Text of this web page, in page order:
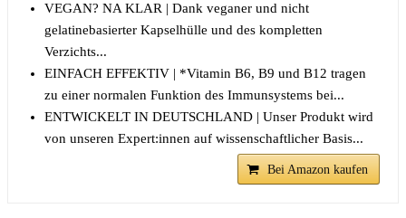
VEGAN? NA KLAR | Dank veganer und nicht
gelatinebasierter Kapselhülle und des kompletten
Verzichts...
EINFACH EFFEKTIV | *Vitamin B6, B9 und B12 tragen
zu einer normalen Funktion des Immunsystems bei...
ENTWICKELT IN DEUTSCHLAND | Unser Produkt wird
von unseren Expert:innen auf wissenschaftlicher Basis...
Bei Amazon kaufen